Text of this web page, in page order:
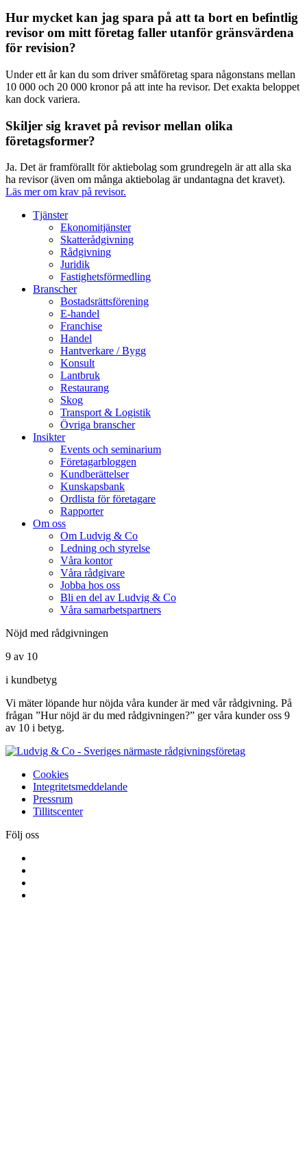
Hur mycket kan jag spara på att ta bort en befintlig
revisor om mitt företag faller utanför gränsvärdena
för revision?
Under ett år kan du som driver småföretag spara någonstans mellan
10 000 och 20 000 kronor på att inte ha revisor. Det exakta beloppet
kan dock variera.
Skiljer sig kravet på revisor mellan olika
företagsformer?
Ja. Det är framförallt för aktiebolag som grundregeln är att alla ska
ha revisor (även om många aktiebolag är undantagna det kravet).
Läs mer om krav på revisor.
Tjänster
Ekonomitjänster
Skatterådgivning
Rådgivning
Juridik
Fastighetsförmedling
Branscher
Bostadsrättsförening
E-handel
Franchise
Handel
Hantverkare / Bygg
Konsult
Lantbruk
Restaurang
Skog
Transport & Logistik
Övriga branscher
Insikter
Events och seminarium
Företagarbloggen
Kundberättelser
Kunskapsbank
Ordlista för företagare
Rapporter
Om oss
Om Ludvig & Co
Ledning och styrelse
Våra kontor
Våra rådgivare
Jobba hos oss
Bli en del av Ludvig & Co
Våra samarbetspartners
Nöjd med rådgivningen
9 av 10
i kundbetyg
Vi mäter löpande hur nöjda våra kunder är med vår rådgivning. På
frågan ”Hur nöjd är du med rådgivningen?” ger våra kunder oss 9
av 10 i betyg.
Cookies
Integritetsmeddelande
Pressrum
Tillitscenter
Följ oss